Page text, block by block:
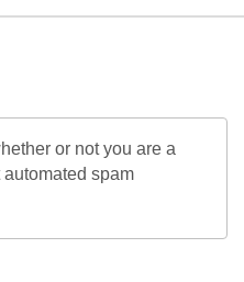
or not you are a
spam